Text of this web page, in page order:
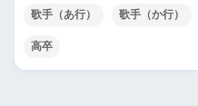
歌手（あ行） 歌手（か行）
高卒